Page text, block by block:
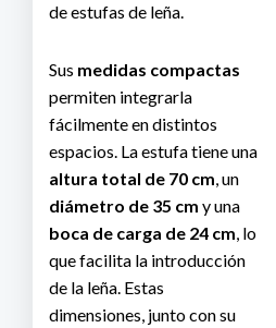
de estufas de leña.
Sus medidas compactas
permiten integrarla
fácilmente en distintos
espacios. La estufa tiene una
altura total de 70 cm, un
diámetro de 35 cm y una
boca de carga de 24 cm, lo
que facilita la introducción
de la leña. Estas
dimensiones, junto con su